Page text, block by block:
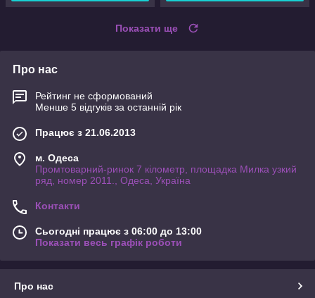
Показати ще
Про нас
Рейтинг не сформований
Менше 5 відгуків за останній рік
Працює з 21.06.2013
м. Одеса
Промтоварний-ринок 7 кілометр, площадка Милка узкий
ряд, номер 2011., Одеса, Україна
Контакти
Сьогодні працює з 06:00 до 13:00
Показати весь графік роботи
Про нас